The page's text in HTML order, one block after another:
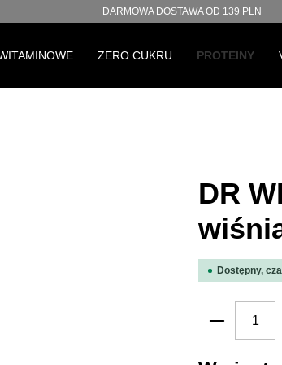
DARMOWA DOSTAWA OD 139 PLN
ZERO CUKRU PROTEINY
DR
Dostępny,
Ilość
Pomiń galerię